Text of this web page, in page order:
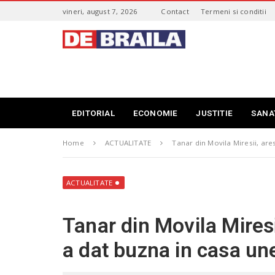
c
vineri, august 7, 2026 Contact Termeni si conditii
t
B
l
r
a
i
EDITORIAL ECONOMIE JUSTITIE
Home ACTUALITATE Tanar din Movila Miresii,
ACTUALITATE
Tanar din Movila
a dat buzna in casa